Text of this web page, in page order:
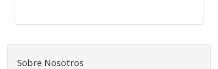
Sobre Nosotros